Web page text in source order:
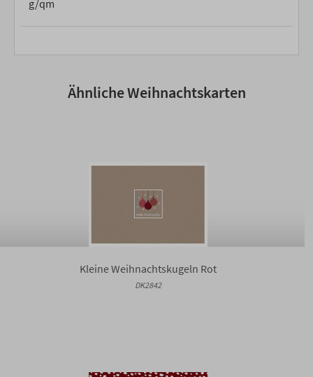
g/qm
Ähnliche Weihnachtskarten
Kleine Weihnachtskugeln Rot
DK2842